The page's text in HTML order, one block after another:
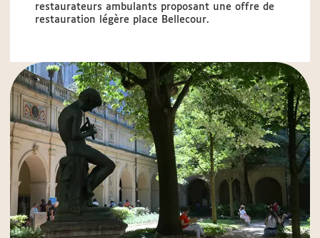
restaurateurs ambulants proposant une offre de
restauration légère place Bellecour.